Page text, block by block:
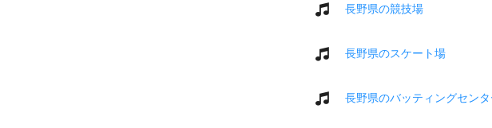
長野県の競技場
長野県のスケート場
長野県のバッティングセン